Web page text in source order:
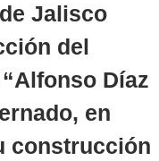
Jalisco
del
Díaz
en
construcción